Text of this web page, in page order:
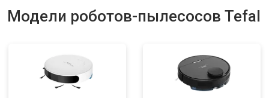
Модели роботов-пылесосов Tefal